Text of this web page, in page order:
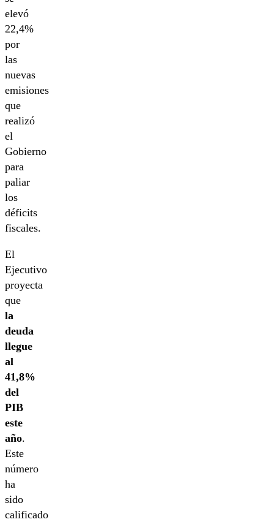
elevó
22,4%
por
las
nuevas
emisiones
que
realizó
el
Gobierno
para
paliar
los
déficits
fiscales.
El
Ejecutivo
proyecta
que
la
deuda
llegue
al
41,8%
del
PIB
este
año.
Este
número
ha
sido
calificado